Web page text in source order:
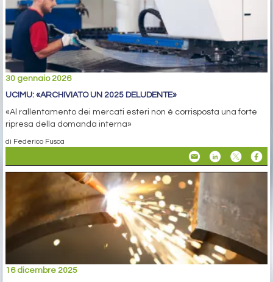
30 gennaio 2026
UCIMU: «ARCHIVIATO UN 2025 DELUDENTE»
«Al rallentamento dei mercati esteri non è corrisposta una forte
ripresa della domanda interna»
di Federico Fusca
16 dicembre 2025